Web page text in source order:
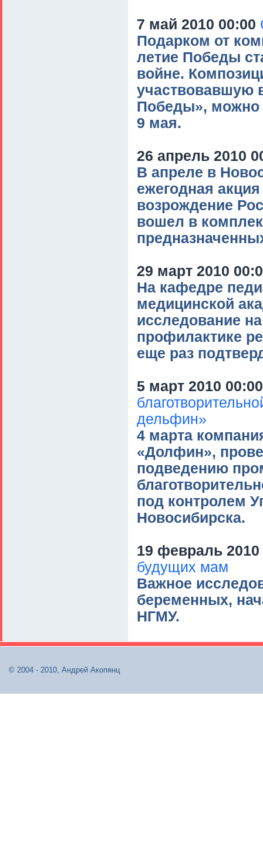
7 май 2010 00:00
Подарком от
летие Победы
войне.
участвовавшую
Победы», можно
9 мая.
26 апрель 2010
В апреле в
ежегодная
возрождение
вошел в
29 март 2010
На кафедре
медицинской
исследование
профилактике
еще раз
5 март 2010 00:00
дельфин»
4 марта
«Долфин»,
подведению
под контролем
Новосибирска.
19 февраль 2010
будущих мам
Важное
беременных,
НГМУ.
© 2004 - 2010, Андрей Акопянц